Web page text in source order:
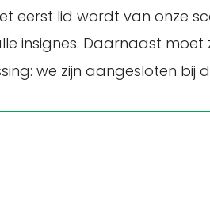
eerst lid wordt van onze
insignes. Daarnaast moet
we zijn aangesloten bij